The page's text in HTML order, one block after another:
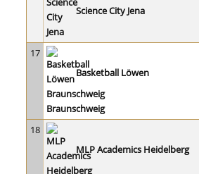
Science City Jena
17
Basketball Löwen
Braunschweig
18
MLP Academics Heidelberg